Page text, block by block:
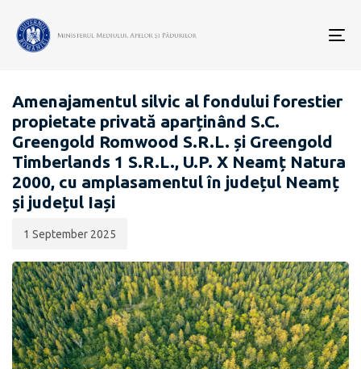
EVALUARE DE MEDIU PENTRU STRATEGII / PLANURI /
Amenajamentul silvic al fondului forestier
propietate privată aparținând S.C.
Greengold Romwood S.R.L. și Greengold
Timberlands 1 S.R.L., U.P. X Neamț Natura
2000, cu amplasamentul în județul Neamț
și județul Iași
publicării:
1 September 2025